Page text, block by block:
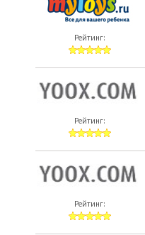
Рейтинг:
Рейтинг:
Рейтинг: